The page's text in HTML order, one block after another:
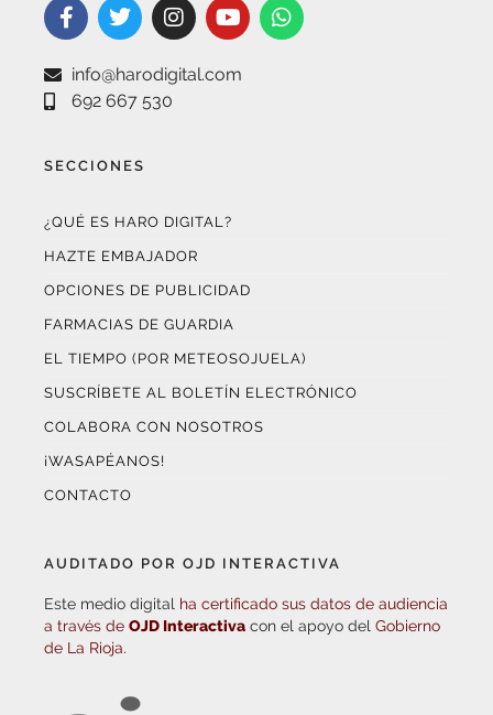
info@harodigital.com
692 667 530
SECCIONES
¿QUÉ ES HARO DIGITAL?
HAZTE EMBAJADOR
OPCIONES DE PUBLICIDAD
FARMACIAS DE GUARDIA
EL TIEMPO (POR METEOSOJUELA)
SUSCRÍBETE AL BOLETÍN ELECTRÓNICO
COLABORA CON NOSOTROS
¡WASAPÉANOS!
CONTACTO
AUDITADO POR OJD INTERACTIVA
Este medio digital ha certificado sus datos de audiencia
a través de OJD Interactiva con el apoyo del Gobierno
de La Rioja.